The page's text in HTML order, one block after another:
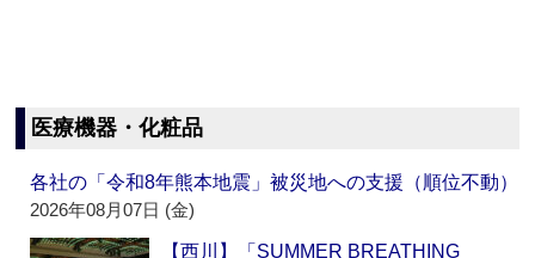
医療機器・化粧品
各社の「令和8年熊本地震」被災地への支援（順位不動）
2026年08月07日 (金)
【西川】「SUMMER BREATHING